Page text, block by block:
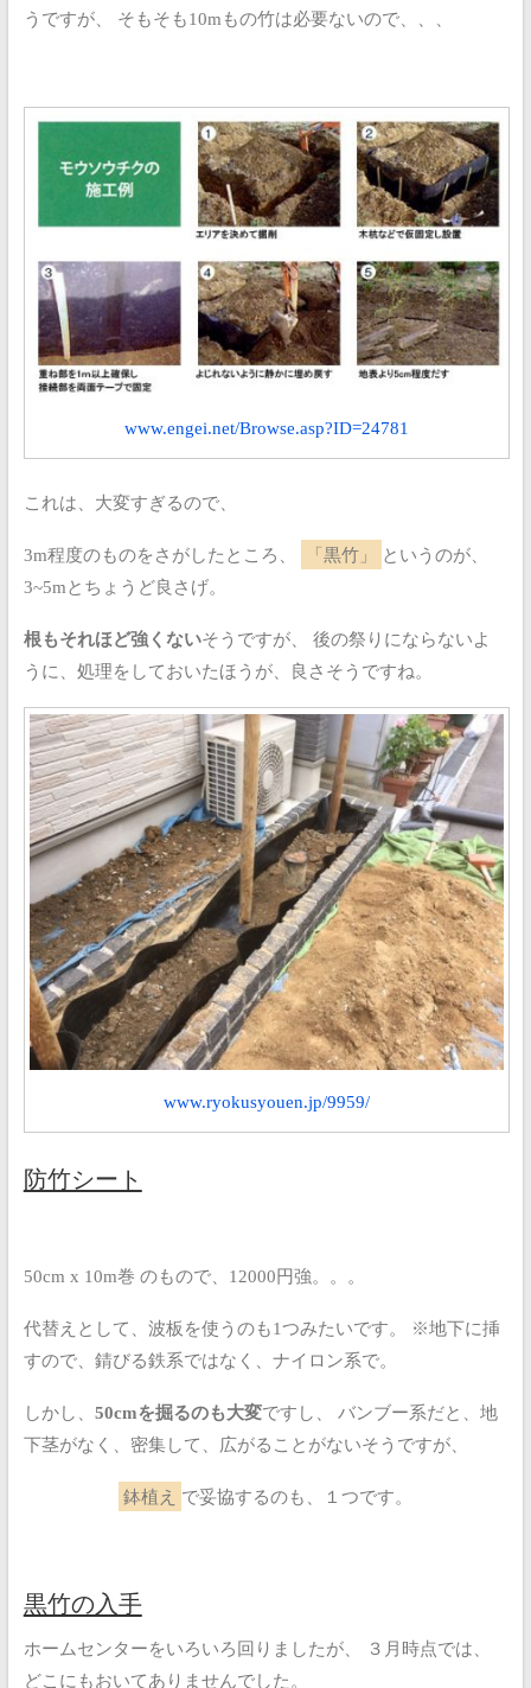
うですが、
そもそも10mもの竹は必要ないので、、、
www.engei.net/Browse.asp?ID=24781
これは、大変すぎるので、
3m程度のものをさがしたところ、 「黒竹」
というのが、
3~5mとちょうど良さげ。
根もそれほど強くないそうですが、
後の祭りにならないよ
うに、処理をしておいたほうが、良さそうですね。
www.ryokusyouen.jp/9959/
防竹シート
50cm x 10m巻 のもので、 12000円強。。。
代替えとして、波板を使うのも1つみたいです。
※地下に挿
すので、錆びる鉄系ではなく、ナイロン系で。
しかし、 50cmを掘るのも大変ですし、
バンブー系だと、地
下茎がなく、密集して、広がることがないそうですが、
鉢植え で妥協するのも、１つです。
黒竹の入手
ホームセンターをいろいろ回りましたが、
３月時点では、
どこにもおいてありませんでした。